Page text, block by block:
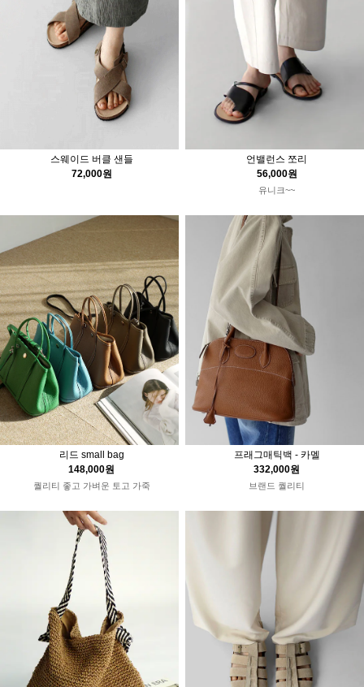
스웨이드 버클 샌들
72,000원
언밸런스 쪼리
56,000원
유니크~~
리드 small bag
148,000원
퀄리티 좋고 가벼운 토고 가죽
프래그매틱백 - 카멜
332,000원
브랜드 퀄리티